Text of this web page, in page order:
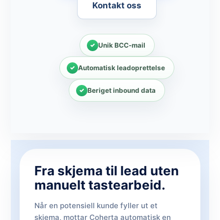
Kontakt oss
Unik BCC-mail
Automatisk leadoprettelse
Beriget inbound data
Fra skjema til lead uten
manuelt tastearbeid.
Når en potensiell kunde fyller ut et
skjema, mottar Coherta automatisk en